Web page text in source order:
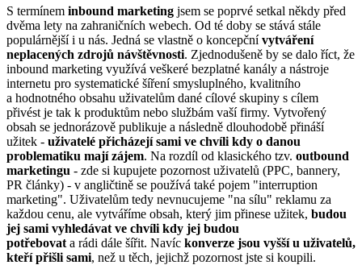
S termínem inbound marketing jsem se poprvé setkal někdy před
dvěma lety na zahraničních webech. Od té doby se stává stále
populárnější i u nás. Jedná se vlastně o koncepčnívytváření
neplacených zdrojů návštěvnosti. Zjednodušeně by se dalo říct, že
inbound marketing využívá veškeré bezplatné kanály a nástroje
internetu pro systematické šíření smysluplného, kvalitního
a hodnotného obsahu uživatelům dané cílové skupiny s cílem
přivést je tak k produktům nebo službám vaší firmy. Vytvořený
obsah se jednorázově publikuje a následně dlouhodobě přináší
užitek - uživatelé přicházejí sami ve chvíli kdy o danou
problematiku mají zájem. Na rozdíl od klasického tzv. outbound
marketingu - zde si kupujete pozornost uživatelů (PPC, bannery,
PR články) - v angličtině se používá také pojem "interruption
marketing". Uživatelům tedy nevnucujeme "na sílu" reklamu za
každou cenu, ale vytváříme obsah, který jim přinese užitek, budou
jej sami vyhledávat ve chvíli kdy jej budou
potřebovat a rádi dále šířit. Navíc konverze jsou vyšší u uživatelů,
kteří přišli sami, než u těch, jejichž pozornost jste si koupili.